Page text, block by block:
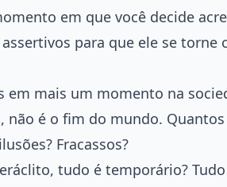
em que você decide
para que ele se
em mais um momento na
não é o fim do mundo.
Fracassos?
tudo é temporário?